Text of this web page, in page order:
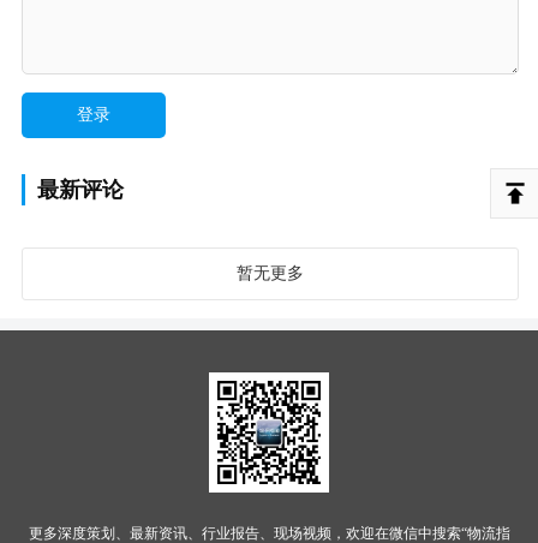
最新评论
暂无更多
更多深度策划、最新资讯、行业报告、现场视频，欢迎在微信中搜索“物流指